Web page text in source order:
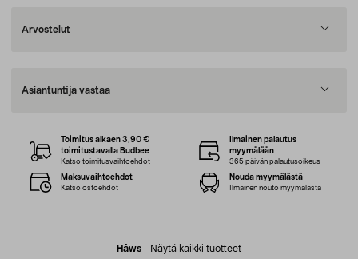
Arvostelut
Asiantuntija vastaa
Hâws - Näytä kaikki tuotteet
Toimitus alkaen 3,90 €
toimitustavalla Budbee
Katso toimitusvaihtoehdot
Ilmainen palautus
myymälään
365 päivän palautusoikeus
Maksuvaihtoehdot
Katso ostoehdot
Nouda myymälästä
Ilmainen nouto myymälästä